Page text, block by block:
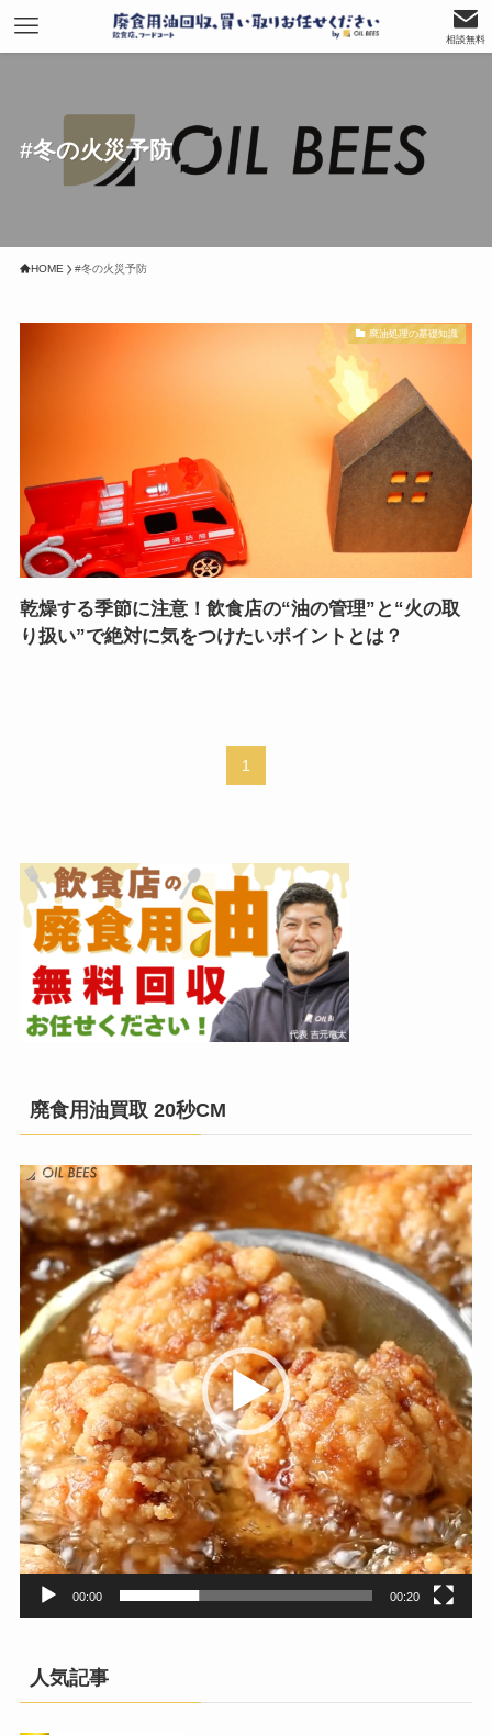
相談無料
#冬の火災予防
HOME #冬の火災予防
廃油処理の基礎知識
乾燥する季節に注意！飲食店の“油の管理”と“火の取
り扱い”で絶対に気をつけたいポイントとは？
1
廃食用油買取 20秒CM
動
画
プ
レ
ー
ヤ
ー
00:00 00:20
人気記事